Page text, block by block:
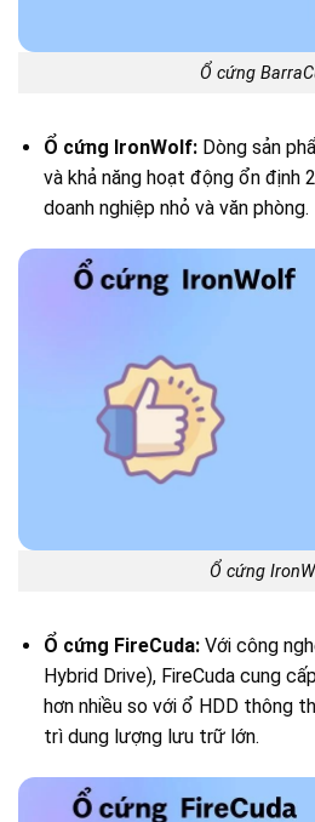
Ổ cứng
Ổ cứng IronWolf: Dòng sản
và khả năng hoạt động ổn định
doanh nghiệp nhỏ và văn phòng.
Ổ cứng
Ổ cứng FireCuda: Với công
Hybrid Drive), FireCuda cung
hơn nhiều so với ổ HDD thông
trì dung lượng lưu trữ lớn.